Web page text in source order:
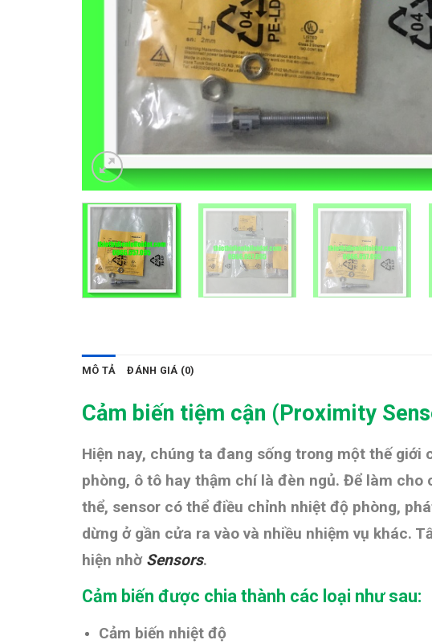
MÔ TẢ ĐÁNH GIÁ (0)
Cảm biến tiệm cận (Proximity
Hiện nay, chúng ta đang sống trong một thế giới
phòng, ô tô hay thậm chí là đèn ngủ. Để làm
thể, sensor có thể điều chỉnh nhiệt độ phòng,
dừng ở gần cửa ra vào và nhiều nhiệm vụ khác.
hiện nhờ Sensors.
Cảm biến được chia thành các loại như sau:
Cảm biến nhiệt độ